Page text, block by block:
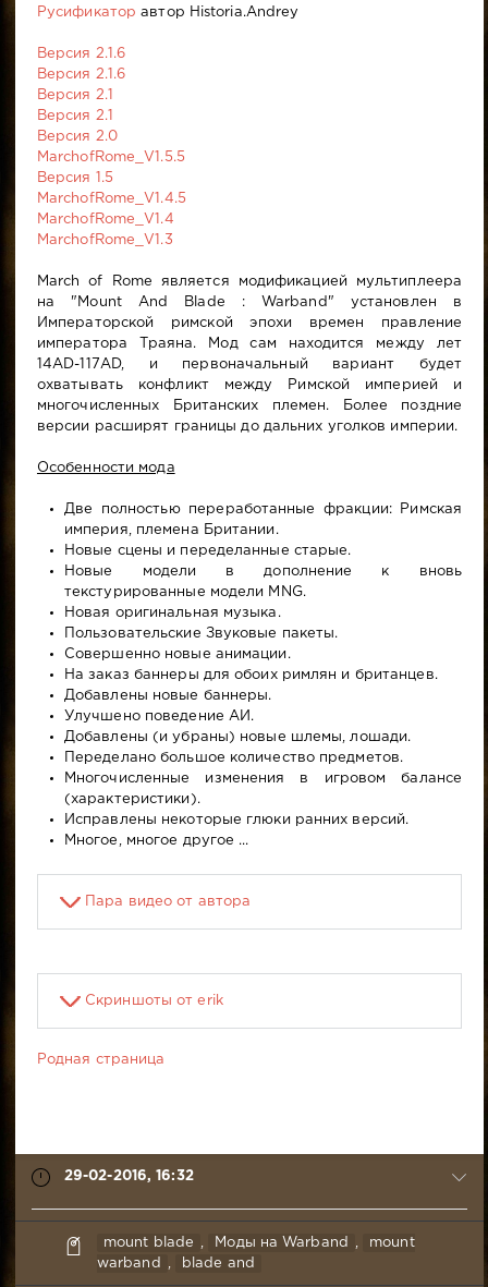
Русификатор автор Historia.Andrey
Версия 2.1.6
Версия 2.1.6
Версия 2.1
Версия 2.1
Версия 2.0
MarchofRome_V1.5.5
Версия 1.5
MarchofRome_V1.4.5
MarchofRome_V1.4
MarchofRome_V1.3
March of Rome является модификацией мультиплеера
на "Mount And Blade : Warband" установлен в
Императорской римской эпохи времен правление
императора Траяна. Мод сам находится между лет
14AD-117AD, и первоначальный вариант будет
охватывать конфликт между Римской империей и
многочисленных Британских племен. Более поздние
версии расширят границы до дальних уголков империи.
Особенности мода
Две полностью переработанные фракции: Римская
империя, племена Британии.
Новые сцены и переделанные старые.
Новые модели в дополнение к вновь
текстурированные модели MNG.
Новая оригинальная музыка.
Пользовательские Звуковые пакеты.
Совершенно новые анимации.
На заказ баннеры для обоих римлян и британцев.
Добавлены новые баннеры.
Улучшено поведение АИ.
Добавлены (и убраны) новые шлемы, лошади.
Переделано большое количество предметов.
Многочисленные изменения в игровом балансе
(характеристики).
Исправлены некоторые глюки ранних версий.
Многое, многое другое ...
Пара видео от автора
Скриншоты от erik
Родная страница
29-02-2016, 16:32
Pav
mount blade Моды на Warband
mount
warband
blade and